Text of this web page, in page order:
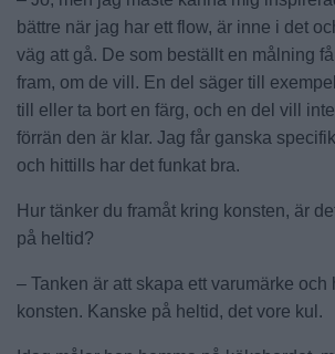
bättre när jag har ett flow, är inne i det
väg att gå. De som beställt en målning
fram, om de vill. En del säger till
till eller ta bort en färg, och en del vill
förrän den är klar. Jag får ganska
och hittills har det funkat bra.
Hur tänker du framåt kring konsten, är
på heltid?
– Tanken är att skapa ett varumärke och
konsten. Kanske på heltid, det vore kul.